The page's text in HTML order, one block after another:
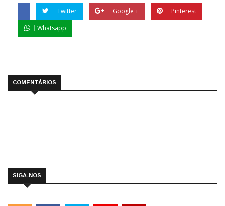
Twitter Google +
Pinterest
Whatsapp
COMENTÁRIOS
SIGA-NOS